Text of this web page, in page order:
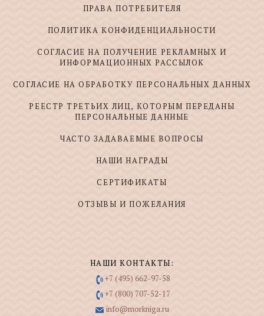
ПРАВА ПОТРЕБИТЕЛЯ
ПОЛИТИКА КОНФИДЕНЦИАЛЬНОСТИ
СОГЛАСИЕ НА ПОЛУЧЕНИЕ РЕКЛАМНЫХ И
ИНФОРМАЦИОННЫХ РАССЫЛОК
СОГЛАСИЕ НА ОБРАБОТКУ ПЕРСОНАЛЬНЫХ ДАННЫХ
РЕЕСТР ТРЕТЬИХ ЛИЦ, КОТОРЫМ ПЕРЕДАНЫ
ПЕРСОНАЛЬНЫЕ ДАННЫЕ
ЧАСТО ЗАДАВАЕМЫЕ ВОПРОСЫ
НАШИ НАГРАДЫ
СЕРТИФИКАТЫ
ОТЗЫВЫ И ПОЖЕЛАНИЯ
НАШИ КОНТАКТЫ:
+7 (495) 662-97-58
+7 (800) 707-52-17
info@morkniga.ru